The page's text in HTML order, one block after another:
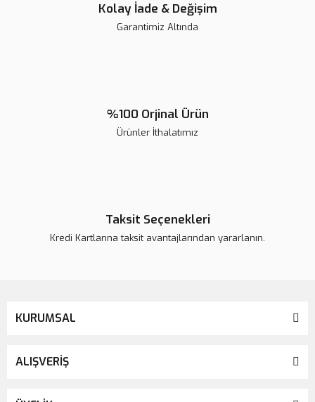
Kolay İade & Değişim
Garantimiz Altında
%100 Orjinal Ürün
Ürünler İthalatımız
Taksit Seçenekleri
Kredi Kartlarına taksit avantajlarından yararlanın.
KURUMSAL
ALIŞVERİŞ